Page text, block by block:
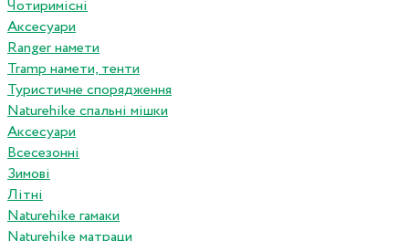
Чотиримісні
Аксесуари
Ranger намети
Tramp намети, тенти
Туристичне спорядження
Naturehike спальні мішки
Аксесуари
Всесезонні
Зимові
Літні
Naturehike гамаки